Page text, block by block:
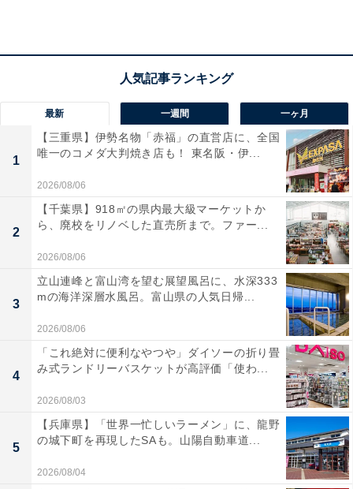
最新 一週間 一ヶ月
1
【三重県】伊勢名物「赤福」の直営店に、全国
唯一のコメダ大判焼き店も！ 東名阪・伊...
2026/08/06
2
【千葉県】918㎡の県内最大級マーケットか
ら、廃校をリノベした直売所まで。ファー...
2026/08/06
3
立山連峰と富山湾を望む展望風呂に、水深333
mの海洋深層水風呂。富山県の人気日帰...
2026/08/06
4
「これ絶対に便利なやつや」ダイソーの折り畳
み式ランドリーバスケットが高評価「使わ...
2026/08/03
5
【兵庫県】「世界一忙しいラーメン」に、龍野
の城下町を再現したSAも。山陽自動車道...
2026/08/04